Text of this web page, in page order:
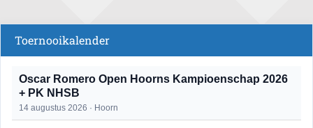
Toernooikalender
Oscar Romero Open Hoorns Kampioenschap 2026
+ PK NHSB
14 augustus 2026 · Hoorn